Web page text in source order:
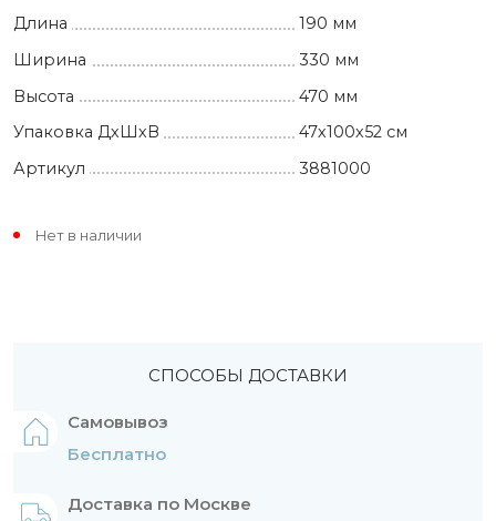
Длина
190 мм
Ширина
330 мм
Высота
470 мм
Упаковка ДхШхВ
47х100х52 см
Артикул
3881000
Нет в наличии
СПОСОБЫ ДОСТАВКИ
Самовывоз
Бесплатно
Доставка по Москве